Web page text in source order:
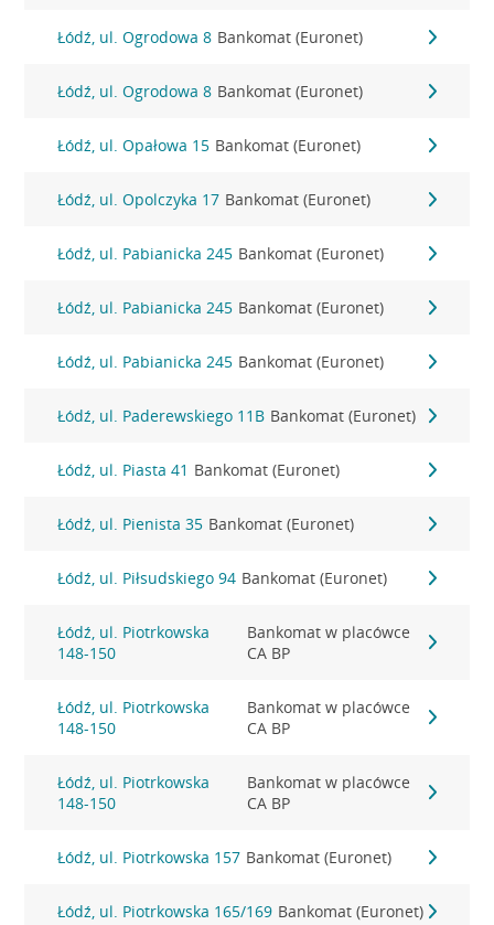
Łódź, ul. Ogrodowa 8 Bankomat (Euronet)
Łódź, ul. Ogrodowa 8 Bankomat (Euronet)
Łódź, ul. Opałowa 15 Bankomat (Euronet)
Łódź, ul. Opolczyka 17 Bankomat (Euronet)
Łódź, ul. Pabianicka 245 Bankomat (Euronet)
Łódź, ul. Pabianicka 245 Bankomat (Euronet)
Łódź, ul. Pabianicka 245 Bankomat (Euronet)
Łódź, ul. Paderewskiego 11B Bankomat (Euronet)
Łódź, ul. Piasta 41 Bankomat (Euronet)
Łódź, ul. Pienista 35 Bankomat (Euronet)
Łódź, ul. Piłsudskiego 94 Bankomat (Euronet)
Łódź, ul. Piotrkowska
148-150
Bankomat w placówce
CA BP
Łódź, ul. Piotrkowska
148-150
Bankomat w placówce
CA BP
Łódź, ul. Piotrkowska
148-150
Bankomat w placówce
CA BP
Łódź, ul. Piotrkowska 157 Bankomat (Euronet)
Łódź, ul. Piotrkowska 165/169 Bankomat (Euronet)